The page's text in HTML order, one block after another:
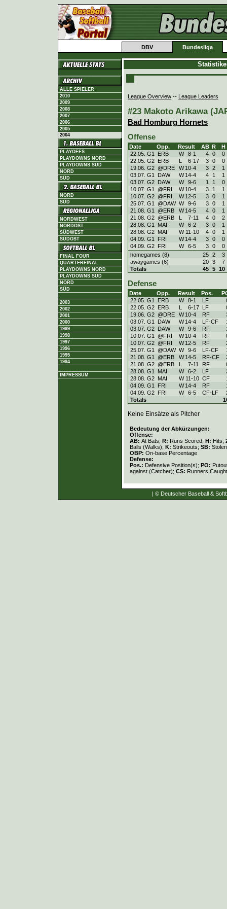
DBV Bundesliga
ALLE SPIELER
2010
2009
2008
2007
2006
2005
2004
PLAYOFFS
PLAYDOWNS NORD
PLAYDOWNS SÜD
NORD
SÜD
NORD
SÜD
NORDWEST
NORDOST
SÜDWEST
SÜDOST
FINAL FOUR
QUARTERFINAL
PLAYDOWNS NORD
PLAYDOWNS SÜD
NORD
SÜD
2003
2002
2001
2000
1999
1998
1997
1996
1995
1994
IMPRESSUM
League Overview -- League Leaders
#23 Makoto Arikawa
Bad Homburg Hornets
Offense
Date Opp. Result AB R
H
22.05. G1
ERB W 8-1 4 0
0
22.05. G2 ERB L 6-17 3 0
0
19.06. G2 @DRE W 10-4 3 2
1
03.07. G1
DAW W 14-4 4 1
1
03.07. G2 DAW W 9-6 1 1
0
10.07. G1
@FRI W 10-4 3 1
1
10.07. G2 @FRI W 12-5 3 0
1
25.07. G1
@DAW W 9-6 3 0
1
21.08. G1
@ERB W 14-5 4 0
1
21.08. G2 @ERB L 7-11 4 0
2
28.08. G1
MAI W 6-2 3 0
1
28.08. G2 MAI W 11-10 4 0
1
04.09. G1
FRI W 14-4 3 0
0
04.09. G2 FRI W 6-5 3 0
0
homegames (8)
25 2
3
awaygames (6)
20 3
7
Totals
45 5 10
Defense
Date Opp. Result Pos.
22.05. G1
ERB W 8-1 LF
22.05. G2 ERB L 6-17 LF
19.06. G2 @DRE W 10-4 RF
03.07. G1
DAW W 14-4 LF-CF
03.07. G2 DAW W 9-6 RF
10.07. G1
@FRI W 10-4 RF
10.07. G2 @FRI W 12-5 RF
25.07. G1
@DAW W 9-6 LF-CF
21.08. G1
@ERB W 14-5 RF-CF
21.08. G2 @ERB L 7-11 RF
28.08. G1
MAI W 6-2 LF
28.08. G2 MAI W 11-10 CF
04.09. G1
FRI W 14-4 RF
04.09. G2 FRI W 6-5 CF-LF
Totals
Keine Einsätze als Pitcher
Bedeutung der Abkürzungen:
Offense:
AB: At Bats; R: Runs Scored; H: Hits;
Balls (Walks); K: Strikeouts; SB:
OBP: On-base Percentage
Defense:
Pos.: Defensive Position(s); PO:
against (Catcher); CS: Runners
| © Deutscher Baseball &